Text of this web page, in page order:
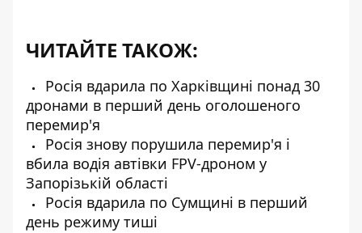
ЧИТАЙТЕ ТАКОЖ:
Росія вдарила по Харківщині понад 30
дронами в перший день оголошеного
перемир'я
Росія знову порушила перемир'я і
вбила водія автівки FPV-дроном у
Запорізькій області
Росія вдарила по Сумщині в перший
день режиму тиші